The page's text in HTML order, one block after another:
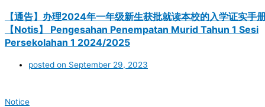
【通告】办理2024年一年级新生获批就读本校的入学证实手
【Notis】 Pengesahan Penempatan Murid Tahun 1 Sesi
Persekolahan 1 2024/2025
posted on September 29, 2023
Notice